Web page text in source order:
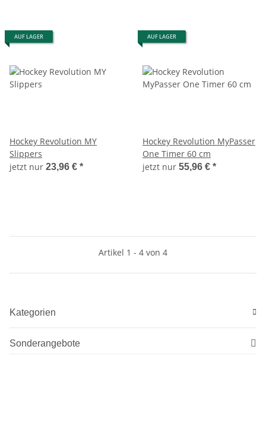
AUF LAGER
Hockey Revolution MY
Slippers
jetzt nur 23,96 € *
AUF LAGER
Hockey Revolution MyPasser
One Timer 60 cm
jetzt nur 55,96 € *
Artikel 1 - 4 von 4
Kategorien
Sonderangebote